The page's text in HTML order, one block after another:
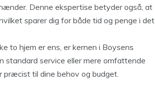
Denne ekspertise betyder også, at
sparer dig for både tid og penge i det
to hjem er ens, er kernen i Boysens
standard service eller mere omfattende
præcist til dine behov og budget.